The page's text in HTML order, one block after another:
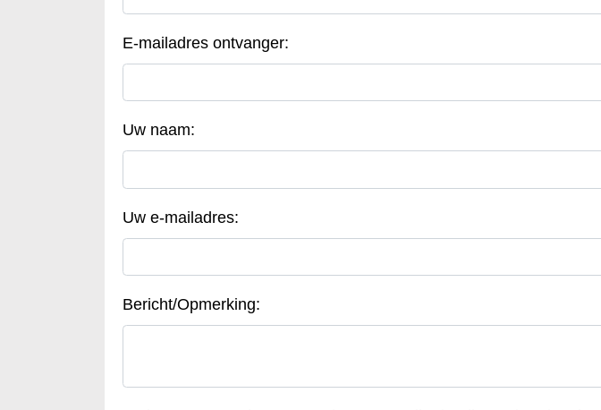
E-mailadres ontvanger:
Uw naam:
Uw e-mailadres:
Bericht/Opmerking: